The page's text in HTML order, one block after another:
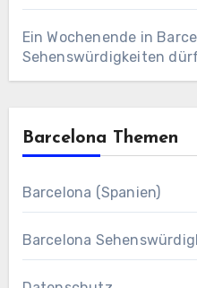
Ein Wochenende in
Sehenswürdigkeiten
Barcelona Themen
Barcelona (Spanien)
Barcelona